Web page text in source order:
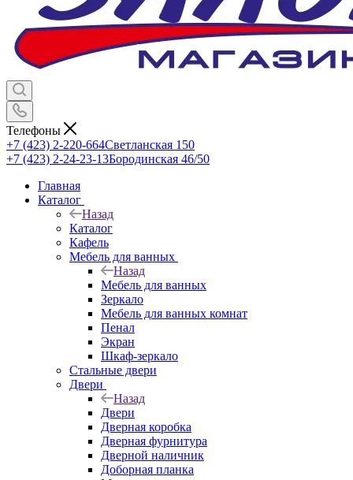
Телефоны
+7 (423) 2-220-664Светланская 150
+7 (423) 2-24-23-13Бородинская 46/50
Главная
Каталог
Назад
Каталог
Кафель
Мебель для ванных
Назад
Мебель для ванных
Зеркало
Мебель для ванных комнат
Пенал
Экран
Шкаф-зеркало
Стальные двери
Двери
Назад
Двери
Дверная коробка
Дверная фурнитура
Дверной наличник
Доборная планка